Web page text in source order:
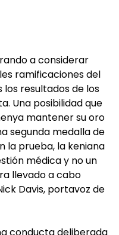
a considerar
ramificaciones del
resultados de los
Una posibilidad que
mantener su oro
segunda medalla de
la prueba, la keniana
médica y no un
llevado a cabo
Davis, portavoz de